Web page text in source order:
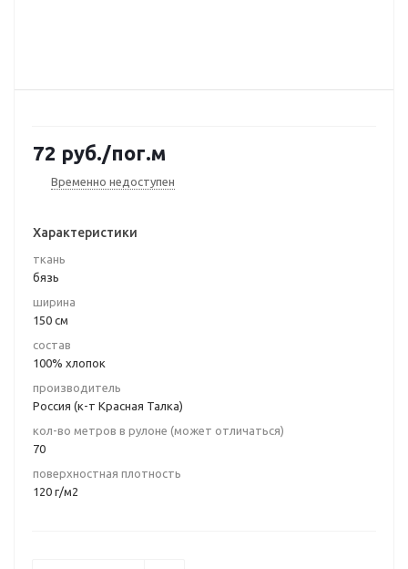
72 руб./пог.м
Временно недоступен
Характеристики
ткань
бязь
ширина
150 см
состав
100% хлопок
производитель
Россия (к-т Красная Талка)
кол-во метров в рулоне (может отличаться)
70
поверхностная плотность
120 г/м2